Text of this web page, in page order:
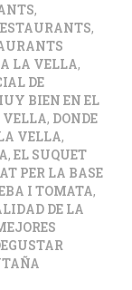
,
,
LA VELLA,
DE
BIEN EN EL
VELLA, DONDE
VELLA,
, EL SUQUET
PER LA BASE
I TOMATA,
DE LA